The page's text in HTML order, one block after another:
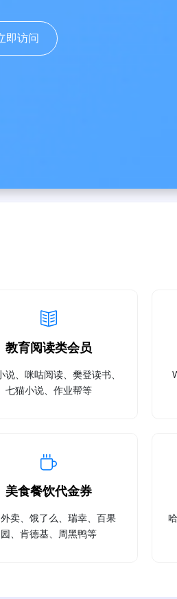
即访问
教育阅读类会员
说、咪咕阅读、樊登读书、
七猫小说、作业帮等
美食餐饮代金券
卖、饿了么、瑞幸、百果
园、肯德基、周黑鸭等